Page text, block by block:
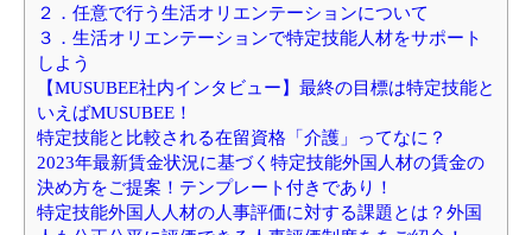
２．任意で行う生活オリエンテーションについて
３．生活オリエンテーションで特定技能人材をサポート
しよう
【MUSUBEE社内インタビュー】最終の目標は特定技能と
いえばMUSUBEE！
特定技能と比較される在留資格「介護」ってなに？
2023年最新賃金状況に基づく特定技能外国人材の賃金の
決め方をご提案！テンプレート付きであり！
特定技能外国人人材の人事評価に対する課題とは？外国